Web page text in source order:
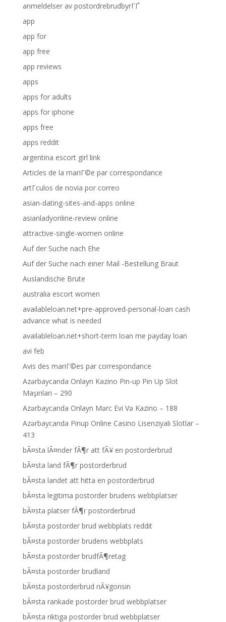
anmeldelser av postordrebrudbyrГҐ
app
app for
app free
app reviews
apps
apps for adults
apps for iphone
apps free
apps reddit
argentina escort girl link
Articles de la mariГ©e par correspondance
artГ­culos de novia por correo
asian-dating-sites-and-apps online
asianladyonline-review online
attractive-single-women online
Auf der Suche nach Ehe
Auf der Suche nach einer Mail -Bestellung Braut
Auslandische Brute
australia escort women
availableloan.net+pre-approved-personal-loan cash
advance what is needed
availableloan.net+short-term loan me payday loan
avi feb
Avis des mariГ©es par correspondance
Azərbaycanda Onlayn Kazino Pin-up Pin Up Slot
Maşınları – 290
Azərbaycanda Onlayn Mərc Evi Və Kazino – 188
Azərbaycanda Pinup Online Casino Lisenziyalı Slotlar –
413
bÃ¤sta lÃ¤nder fÃ¶r att fÃ¥ en postorderbrud
bÃ¤sta land fÃ¶r postorderbrud
bÃ¤sta landet att hitta en postorderbrud
bÃ¤sta legitima postorder brudens webbplatser
bÃ¤sta platser fÃ¶r postorderbrud
bÃ¤sta postorder brud webbplats reddit
bÃ¤sta postorder brudens webbplats
bÃ¤sta postorder brudfÃ¶retag
bÃ¤sta postorder brudland
bÃ¤sta postorderbrud nÃ¥gonsin
bÃ¤sta rankade postorder brud webbplatser
bÃ¤sta riktiga postorder brud webbplatser